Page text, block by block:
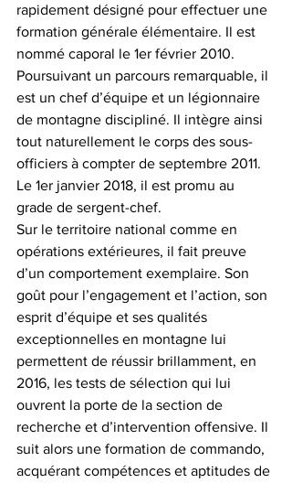
rapidement désigné pour effectuer une
formation générale élémentaire. Il est
nommé caporal le 1er février 2010.
Poursuivant un parcours remarquable, il
est un chef d’équipe et un légionnaire
de montagne discipliné. Il intègre ainsi
tout naturellement le corps des sous-
officiers à compter de septembre 2011.
Le 1er janvier 2018, il est promu au
grade de sergent-chef.
Sur le territoire national comme en
opérations extérieures, il fait preuve
d’un comportement exemplaire. Son
goût pour l’engagement et l’action, son
esprit d’équipe et ses qualités
exceptionnelles en montagne lui
permettent de réussir brillamment, en
2016, les tests de sélection qui lui
ouvrent la porte de la section de
recherche et d’intervention offensive. Il
suit alors une formation de commando,
acquérant compétences et aptitudes de